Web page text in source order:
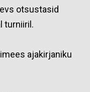
otsustasid
turniiril.
ajakirjaniku